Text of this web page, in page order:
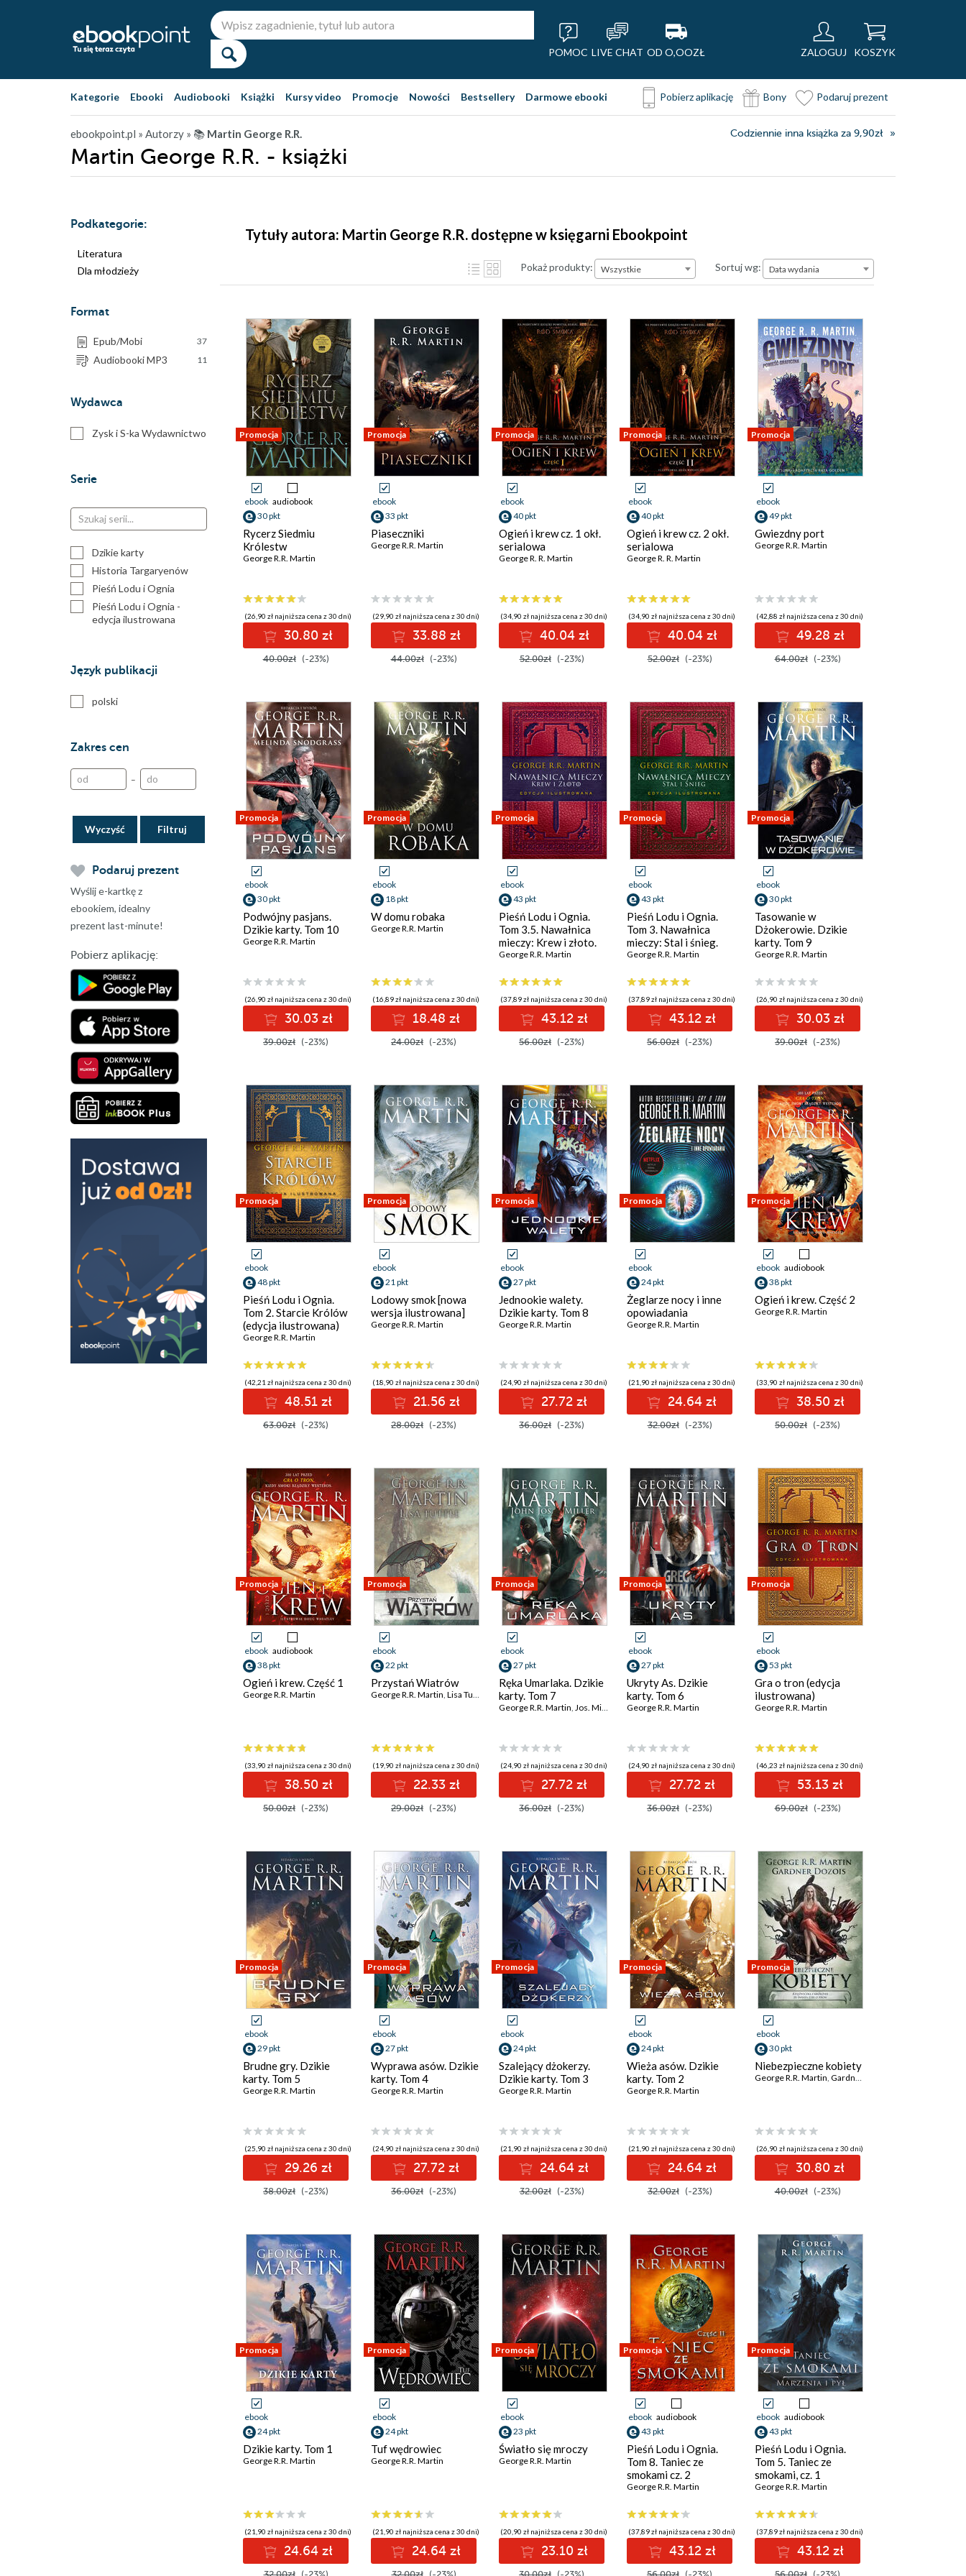
POMOC LIVE CHAT OD O,OOZŁ ZALOGUJ KOSZYK
Kategorie Ebooki Audiobooki Książki Kursy video Promocje Nowości Bestsellery Darmowe ebooki Pobierz aplikację Bony Podaruj prezent
ebookpoint.pl » Autorzy » 📚 Martin George R.R. Codziennie inna książka za 9,90zł
Martin George R.R. - książki
Podkategorie:
Literatura
Dla młodzieży
Format
Epub/Mobi 37
Audiobooki MP3 11
Wydawca
Zysk i S-ka Wydawnictwo
Serie
Dzikie karty
Historia Targaryenów
Pieśń Lodu i Ognia
Pieśń Lodu i Ognia -
edycja ilustrowana
Język publikacji
polski
Zakres cen
–
Wyczyść
Podaruj prezent
Wyślij e-kartkę z
ebookiem, idealny
prezent last-minute!
Pobierz aplikację:
Tytuły autora: Martin George R.R. dostępne w księgarni Ebookpoint
Pokaż produkty: Wszystkie Sortuj wg:Data wydania
Data wydania
Promocja
ebook audiobook
30 pkt
Rycerz Siedmiu
Królestw
George R.R. Martin
(26,90 zł najniższa cena z 30 dni)
30.80 zł
40.00zł (-23%)
Promocja
ebook
33 pkt
Piaseczniki
George R.R. Martin
(29,90 zł najniższa cena z 30 dni)
33.88 zł
44.00zł (-23%)
Promocja
ebook
40 pkt
Ogień i krew cz. 1 okł.
serialowa
George R. R. Martin
(34,90 zł najniższa cena z 30 dni)
40.04 zł
52.00zł (-23%)
Promocja
ebook
40 pkt
Ogień i krew cz. 2 okł.
serialowa
George R. R. Martin
(34,90 zł najniższa cena z 30 dni)
40.04 zł
52.00zł (-23%)
Promocja
ebook
49 pkt
Gwiezdny port
George R.R. Martin
(42,88 zł najniższa cena z 30 dni)
49.28 zł
64.00zł (-23%)
Promocja
ebook
30 pkt
Podwójny pasjans.
Dzikie karty. Tom 10
George R.R. Martin
(26,90 zł najniższa cena z 30 dni)
30.03 zł
39.00zł (-23%)
Promocja
ebook
18 pkt
W domu robaka
George R.R. Martin
(16,89 zł najniższa cena z 30 dni)
18.48 zł
24.00zł (-23%)
Promocja
ebook
43 pkt
Pieśń Lodu i Ognia.
Tom 3.5. Nawałnica
mieczy: Krew i złoto.
Edycja ilustrowana
George R.R. Martin
(37,89 zł najniższa cena z 30 dni)
43.12 zł
56.00zł (-23%)
Promocja
ebook
43 pkt
Pieśń Lodu i Ognia.
Tom 3. Nawałnica
mieczy: Stal i śnieg.
Edycja ilustrowana
George R.R. Martin
(37,89 zł najniższa cena z 30 dni)
43.12 zł
56.00zł (-23%)
Promocja
ebook
30 pkt
Tasowanie w
Dżokerowie. Dzikie
karty. Tom 9
George R.R. Martin
(26,90 zł najniższa cena z 30 dni)
30.03 zł
39.00zł (-23%)
Promocja
ebook
48 pkt
Pieśń Lodu i Ognia.
Tom 2. Starcie Królów
(edycja ilustrowana)
George R.R. Martin
(42,21 zł najniższa cena z 30 dni)
48.51 zł
63.00zł (-23%)
Promocja
ebook
21 pkt
Lodowy smok [nowa
wersja ilustrowana]
George R.R. Martin
(18,90 zł najniższa cena z 30 dni)
21.56 zł
28.00zł (-23%)
Promocja
ebook
27 pkt
Jednookie walety.
Dzikie karty. Tom 8
George R.R. Martin
(24,90 zł najniższa cena z 30 dni)
27.72 zł
36.00zł (-23%)
Promocja
ebook
24 pkt
Żeglarze nocy i inne
opowiadania
George R.R. Martin
(21,90 zł najniższa cena z 30 dni)
24.64 zł
32.00zł (-23%)
Promocja
ebook audiobook
38 pkt
Ogień i krew. Część 2
George R.R. Martin
(33,90 zł najniższa cena z 30 dni)
38.50 zł
50.00zł (-23%)
Promocja
ebook audiobook
38 pkt
Ogień i krew. Część 1
George R.R. Martin
(33,90 zł najniższa cena z 30 dni)
38.50 zł
50.00zł (-23%)
Promocja
ebook
22 pkt
Przystań Wiatrów
George R.R. Martin, Lisa Tuttle
(19,90 zł najniższa cena z 30 dni)
22.33 zł
29.00zł (-23%)
Promocja
ebook
27 pkt
Ręka Umarlaka. Dzikie
karty. Tom 7
George R.R. Martin, Jos. Miller
(24,90 zł najniższa cena z 30 dni)
27.72 zł
36.00zł (-23%)
Promocja
ebook
27 pkt
Ukryty As. Dzikie
karty. Tom 6
George R.R. Martin
(24,90 zł najniższa cena z 30 dni)
27.72 zł
36.00zł (-23%)
Promocja
ebook
53 pkt
Gra o tron (edycja
ilustrowana)
George R.R. Martin
(46,23 zł najniższa cena z 30 dni)
53.13 zł
69.00zł (-23%)
Promocja
ebook
29 pkt
Brudne gry. Dzikie
karty. Tom 5
George R.R. Martin
(25,90 zł najniższa cena z 30 dni)
29.26 zł
38.00zł (-23%)
Promocja
ebook
27 pkt
Wyprawa asów. Dzikie
karty. Tom 4
George R.R. Martin
(24,90 zł najniższa cena z 30 dni)
27.72 zł
36.00zł (-23%)
Promocja
ebook
24 pkt
Szalejący dżokerzy.
Dzikie karty. Tom 3
George R.R. Martin
(21,90 zł najniższa cena z 30 dni)
24.64 zł
32.00zł (-23%)
Promocja
ebook
24 pkt
Wieża asów. Dzikie
karty. Tom 2
George R.R. Martin
(21,90 zł najniższa cena z 30 dni)
24.64 zł
32.00zł (-23%)
Promocja
ebook
30 pkt
Niebezpieczne kobiety
George R.R. Martin, Gardner Dozois
(26,90 zł najniższa cena z 30 dni)
30.80 zł
40.00zł (-23%)
Promocja
ebook
24 pkt
Dzikie karty. Tom 1
George R.R. Martin
(21,90 zł najniższa cena z 30 dni)
24.64 zł
Promocja
ebook
24 pkt
Tuf wędrowiec
George R.R. Martin
(21,90 zł najniższa cena z 30 dni)
24.64 zł
Promocja
ebook
23 pkt
Światło się mroczy
George R.R. Martin
(20,90 zł najniższa cena z 30 dni)
23.10 zł
Promocja
ebook audiobook
43 pkt
Pieśń Lodu i Ognia.
Tom 8. Taniec ze
smokami cz. 2
George R.R. Martin
(37,89 zł najniższa cena z 30 dni)
43.12 zł
Promocja
ebook audiobook
43 pkt
Pieśń Lodu i Ognia.
Tom 5. Taniec ze
smokami, cz. 1
George R.R. Martin
(37,89 zł najniższa cena z 30 dni)
43.12 zł